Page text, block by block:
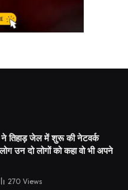
तिहाड़ जेल में शुरू की नेटवर्क
उन दो लोगों को कहा वो भी अपने
270 Views